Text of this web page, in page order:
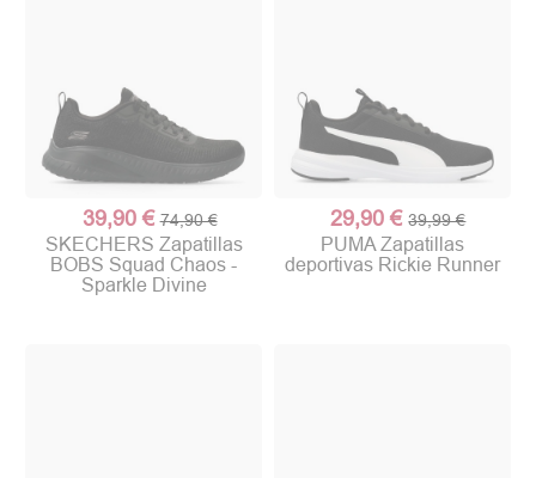
39,90 € 74,90 €
SKECHERS Zapatillas
BOBS Squad Chaos -
Sparkle Divine
29,90 € 39,99 €
PUMA Zapatillas
deportivas Rickie Runner